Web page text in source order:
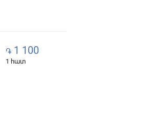
֏ 1 100
1 հատ